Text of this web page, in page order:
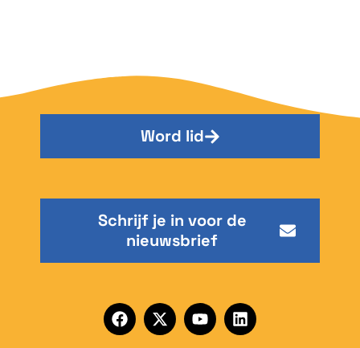
Word lid
Schrijf je in voor de
nieuwsbrief